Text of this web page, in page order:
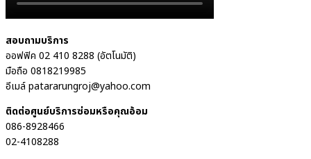
สอบถามบริการ
ออฟฟิค 02 410 8288 (อัตโนมัติ)
มือถือ 0818219985
อีเมล์ patararungroj@yahoo.com
ติดต่อศูนย์บริการซ่อมหรือคุณอ้อม
086-8928466
02-4108288